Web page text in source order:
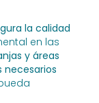
la calidad
en las
y áreas
necesarios